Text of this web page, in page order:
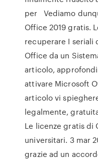
per Vediamo
Office 2019 gratis.
recuperare I seriali
Office da un
articolo,
attivare Microsoft
articolo vi
legalmente,
Le licenze gratis di
universitari. 3 mar
grazie ad un